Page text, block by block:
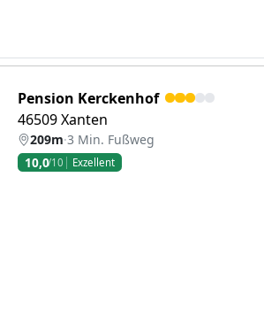
Pension Kerckenhof
46509 Xanten
209m·3 Min. Fußweg
10,0/10 Exzellent